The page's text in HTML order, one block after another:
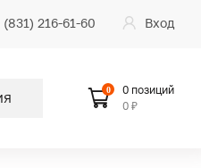
(831) 216-61-60 Вход
0
0 позиций
0 ₽